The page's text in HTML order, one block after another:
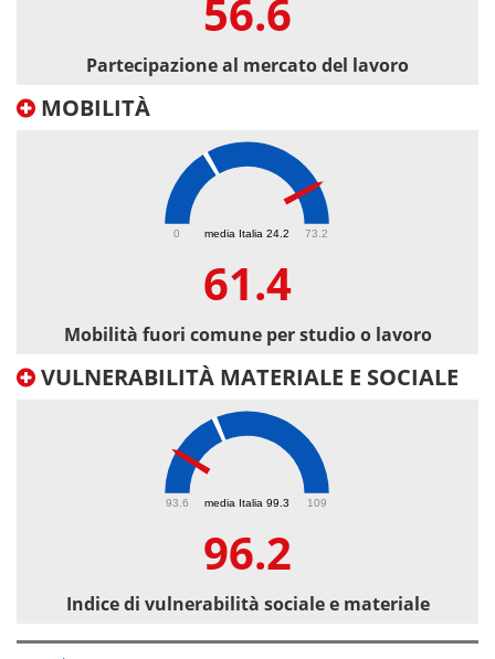
56.6
Partecipazione al mercato del lavoro
MOBILITÀ
media Italia 24.2
0 73.2
61.4
Mobilità fuori comune per studio o lavoro
VULNERABILITÀ MATERIALE E SOCIALE
media Italia 99.3
93.6 109
96.2
Indice di vulnerabilità sociale e materiale